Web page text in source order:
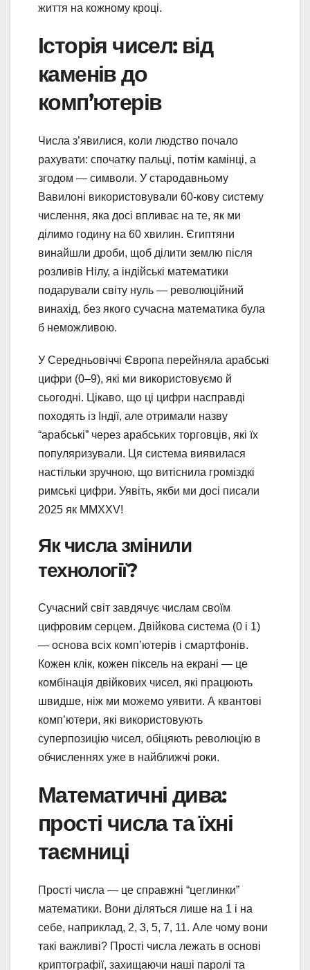
життя на кожному кроці.
Історія чисел: від
каменів до
комп’ютерів
Числа з’явилися, коли людство почало
рахувати: спочатку пальці, потім камінці, а
згодом — символи. У стародавньому
Вавилоні використовували 60-кову систему
числення, яка досі впливає на те, як ми
ділимо годину на 60 хвилин. Єгиптяни
винайшли дроби, щоб ділити землю після
розливів Нілу, а індійські математики
подарували світу нуль — революційний
винахід, без якого сучасна математика була
б неможливою.
У Середньовіччі Європа перейняла арабські
цифри (0–9), які ми використовуємо й
сьогодні. Цікаво, що ці цифри насправді
походять із Індії, але отримали назву
“арабські” через арабських торговців, які їх
популяризували. Ця система виявилася
настільки зручною, що витіснила громіздкі
римські цифри. Уявіть, якби ми досі писали
2025 як MMXXV!
Як числа змінили
технології?
Сучасний світ завдячує числам своїм
цифровим серцем. Двійкова система (0 і 1)
— основа всіх комп’ютерів і смартфонів.
Кожен клік, кожен піксель на екрані — це
комбінація двійкових чисел, які працюють
швидше, ніж ми можемо уявити. А квантові
комп’ютери, які використовують
суперпозицію чисел, обіцяють революцію в
обчисленнях уже в найближчі роки.
Математичні дива:
прості числа та їхні
таємниці
Прості числа — це справжні “цеглинки”
математики. Вони діляться лише на 1 і на
себе, наприклад, 2, 3, 5, 7, 11. Але чому вони
такі важливі? Прості числа лежать в основі
криптографії, захищаючи наші паролі та